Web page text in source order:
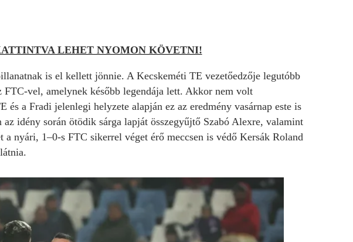
LEHET NYOMON KÖVETNI!
is el kellett jönnie. A Kecskeméti TE vezetőedzője legutóbb
FTC-vel, amelynek később legendája lett. Akkor nem volt
a Fradi jelenlegi helyzete alapján ez az eredmény vasárnap este is
idény során ötödik sárga lapját összegyűjtő Szabó Alexre, valamint
nyári, 1–0-s FTC sikerrel véget érő meccsen is védő Kersák Roland